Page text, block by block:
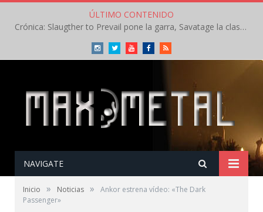
ÚLTIMO CONTENIDO
Crónica: Slaugther to Prevail pone la garra, Savatage la clase en la apertura del Leyendas del Rock – Miércoles – Agosto 2026
InstagramTwitterYoutubeFacebookRSS
NAVIGATE
Inicio » Noticias »
Ankor estrena vídeo: «The Dark
Passenger»